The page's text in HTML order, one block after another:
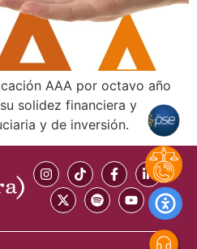
AAA por octavo año
solidez financiera y
y de inversión.